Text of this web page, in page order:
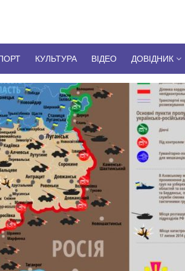
КУЛЬТУРА ВІДЕО ДОВІДНИК